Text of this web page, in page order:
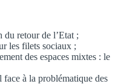
du retour de l’Etat ;
les filets sociaux ;
des espaces mixtes : le
à la problématique des